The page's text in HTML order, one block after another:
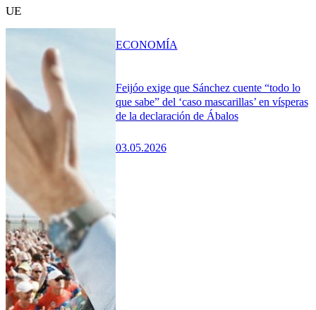
UE
Feijóo exige que Sánchez cuente “todo lo
que sabe” del ‘caso mascarillas’ en vísperas
de la declaración de Ábalos
03.05.2026
ECONOMÍA